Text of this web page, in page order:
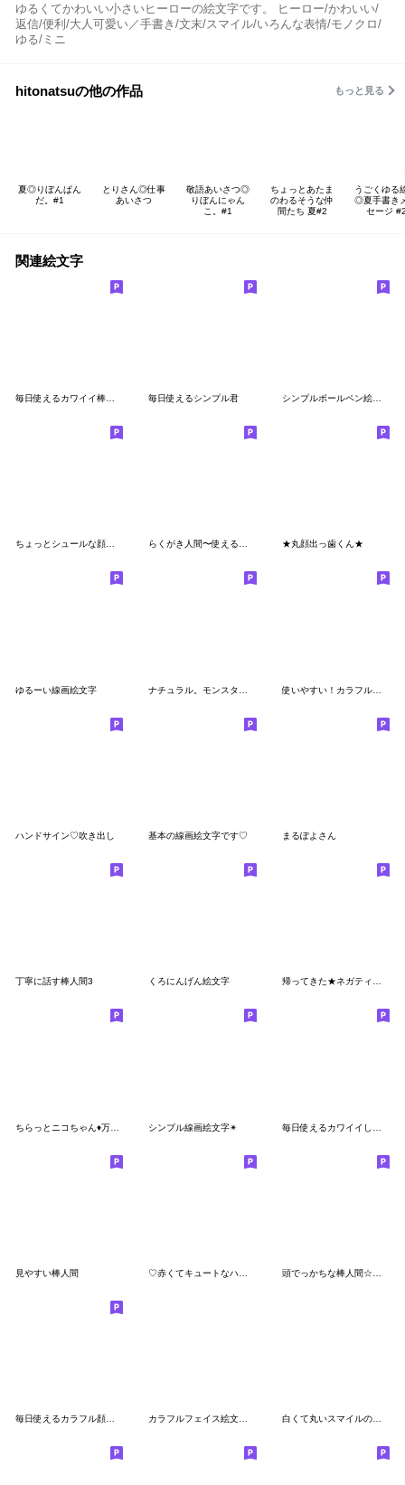
ゆるくてかわいい小さいヒーローの絵文字です。 ヒーロー/かわいい/
返信/便利/大人可愛い／手書き/文末/スマイル/いろんな表情/モノクロ/
ゆる/ミニ
hitonatsuの他の作品 もっと見る
夏◎りぼんぱん
だ。#1
とりさん◎仕事
あいさつ
敬語あいさつ◎
りぼんにゃん
こ。#1
ちょっとあたま
のわるそうな仲
間たち 夏#2
うごくゆる
◎夏手書き
セージ
関連絵文字
毎日使えるシンプル君 シンプルボールペン絵文字☆
ちょっとシュールな顔で伝えたい らくがき人間〜使える絵文字〜 ★丸顔出っ歯くん★
ゆるーい線画絵文字 使いやすい！カラフルモンスターの絵文字
ハンドサイン♡吹き出し 基本の線画絵文字です♡ まるぽよさん
丁寧に話す棒人間3 くろにんげん絵文字 帰ってきた★ネガティブ坊や
シンプル線画絵文字✴
見やすい棒人間
毎日使えるカラフル顔絵文字♡ カラフルフェイス絵文字♡ 白くて丸いスマイルの絵文字♡